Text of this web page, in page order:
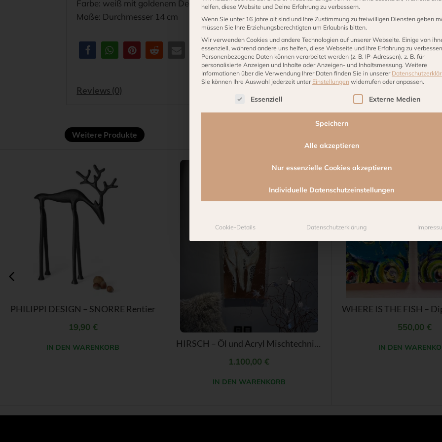
easy"
Menge
Farbe: weiß mit goldenem Decal
Maße: Durchmesser 14 cm
Reviews (0)
Weitere Produkte
PHILIPPI DESIGN – SNORRE Rentier
19,90 €
IN DEN WARENKORB HIRSCH – Öl und Acryl Mischtechnik auf Leinwand
1.100,00 €
IN DEN WARENKORB
550,00 €
IN DEN
helfen, diese Website und Deine Erfahrung zu verbessern.
Wenn Sie unter 16 Jahre alt sind und Ihre Zustimmung zu freiwilligen Diensten geben
müssen Sie Ihre Erziehungsberechtigten um Erlaubnis bitten.
Wir verwenden Cookies und andere Technologien auf unserer Webseite. Einige von
essenziell, während andere uns helfen, diese Webseite und Ihre Erfahrung zu
Personenbezogene Daten können verarbeitet werden (z. B. IP-Adressen), z. B. für
personalisierte Anzeigen und Inhalte oder Anzeigen- und Inhaltsmessung. Weitere
Informationen über die Verwendung Ihrer Daten finden Sie in unserer
Sie können Ihre Auswahl jederzeit unter Einstellungen widerrufen oder anpassen.
Es folgt eine Liste der Service-Gruppen, für die eine
Essenziell Externe Medien
Speichern
Alle akzeptieren
Nur essenzielle Cookies akzeptieren
Individuelle Datenschutzeinstellungen
Cookie-Details Datenschutzerklärung